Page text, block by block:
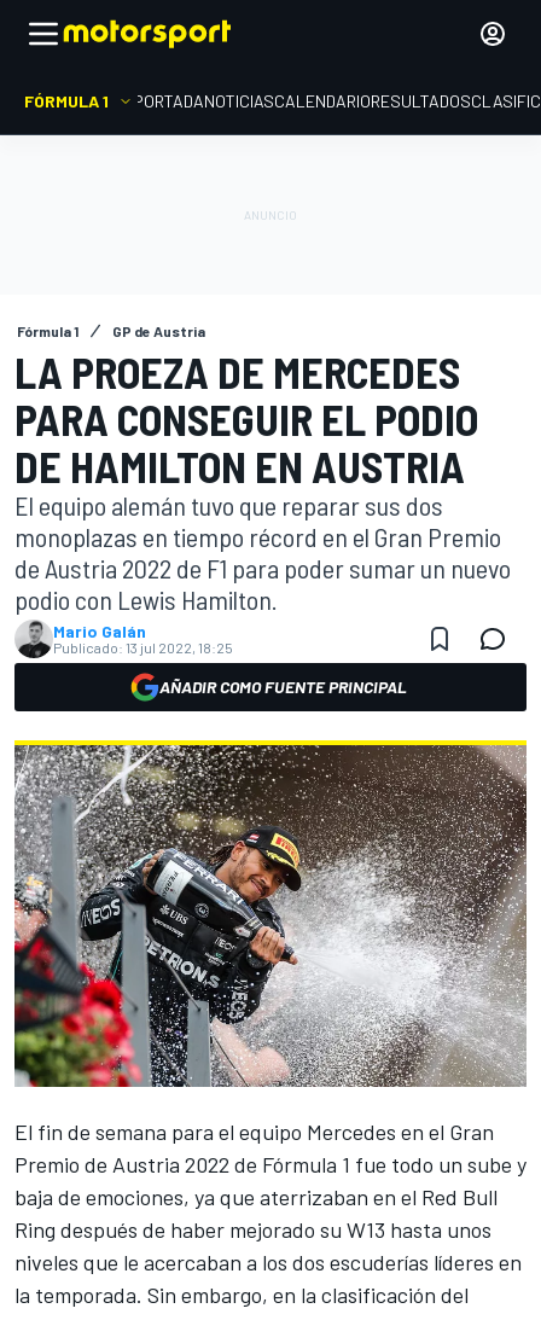
FÓRMULA 1 PORTADANOTICIASCALENDARIORESULTADOS
Fórmula 1 GP de Austria
LA PROEZA DE MERCEDES
PARA CONSEGUIR EL PODIO
DE HAMILTON EN AUSTRIA
El equipo alemán tuvo que reparar sus dos
monoplazas en tiempo récord en el Gran Premio
de Austria 2022 de F1 para poder sumar un nuevo
podio con Lewis Hamilton.
Mario Galán
Publicado: 13 jul 2022, 18:25
AÑADIR COMO FUENTE PRINCIPAL
El fin de semana para el equipo Mercedes en el Gran
Premio de Austria 2022 de Fórmula 1 fue todo un sube y
baja de emociones, ya que aterrizaban en el Red Bull
Ring después de haber mejorado su W13 hasta unos
niveles que le acercaban a los dos escuderías líderes en
la temporada. Sin embargo, en la clasificación del